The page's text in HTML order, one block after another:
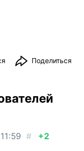
Поделиться
11:59 # +2